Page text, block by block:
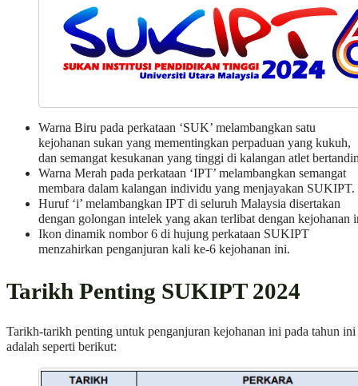
Warna Biru pada perkataan ‘SUK’ melambangkan satu
kejohanan sukan yang mementingkan perpaduan yang kukuh,
dan semangat kesukanan yang tinggi di kalangan atlet
Warna Merah pada perkataan ‘IPT’ melambangkan semangat
membara dalam kalangan individu yang menjayakan SUKIPT.
Huruf ‘i’ melambangkan IPT di seluruh Malaysia disertakan
dengan golongan intelek yang akan terlibat dengan kejohanan
Ikon dinamik nombor 6 di hujung perkataan SUKIPT
menzahirkan penganjuran kali ke-6 kejohanan ini.
Tarikh Penting SUKIPT 2024
Tarikh-tarikh penting untuk penganjuran kejohanan ini pada tahun ini
adalah seperti berikut: